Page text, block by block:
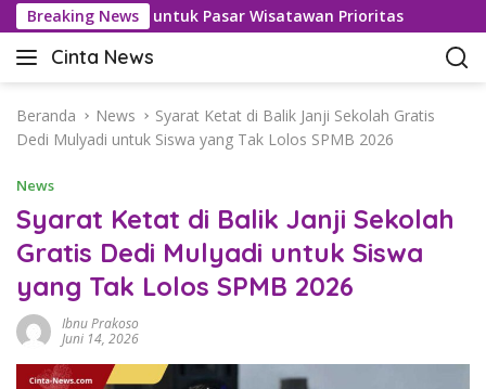
a
Breaking News
Visa untuk Pasar Wisatawan Prioritas
Cinta News
C
n
N
e
w
s
–
a
a
Beranda News
Syarat Ketat di Balik Janji Sekolah Gratis
Dedi Mulyadi untuk Siswa yang Tak Lolos SPMB 2026
News
Syarat Ketat di Balik Janji Sekolah
Gratis Dedi Mulyadi untuk Siswa
yang Tak Lolos SPMB 2026
Ibnu Prakoso
Juni 14, 2026